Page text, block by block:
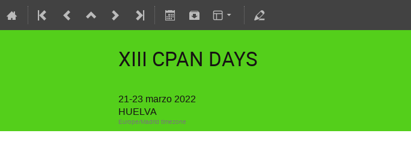
XIII CPAN DAYS
21-23 marzo 2022
HUELVA
Europe/Madrid timezone